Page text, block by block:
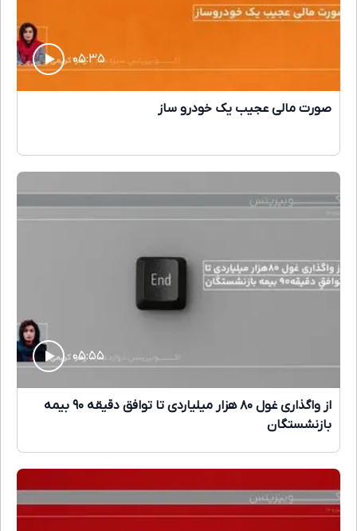
۰۵:۳۵
صورت مالی عجیب یک خودرو ساز
۰۵:۵۵
از واگذاری غول ۸۰ هزار میلیاردی تا توافق دقیقه ۹۰ بیمه
بازنشستگان